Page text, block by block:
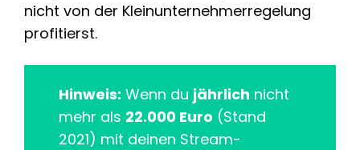
nicht von der Kleinunternehmerregelung
profitierst.
Hinweis: Wenn du jährlich nicht
mehr als 22.000 Euro (Stand
2021) mit deinen Stream-